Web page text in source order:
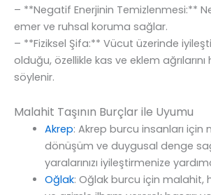
– **Negatif Enerjinin Temizlenmesi:**
emer ve ruhsal koruma sağlar.
– **Fiziksel Şifa:** Vücut üzerinde
olduğu, özellikle kas ve eklem
söylenir.
Malahit Taşının Burçlar ile Uyumu
Akrep: Akrep burcu insanları için
dönüşüm ve duygusal denge
yaralarınızı iyileştirmenize
Oğlak: Oğlak burcu için malahit,